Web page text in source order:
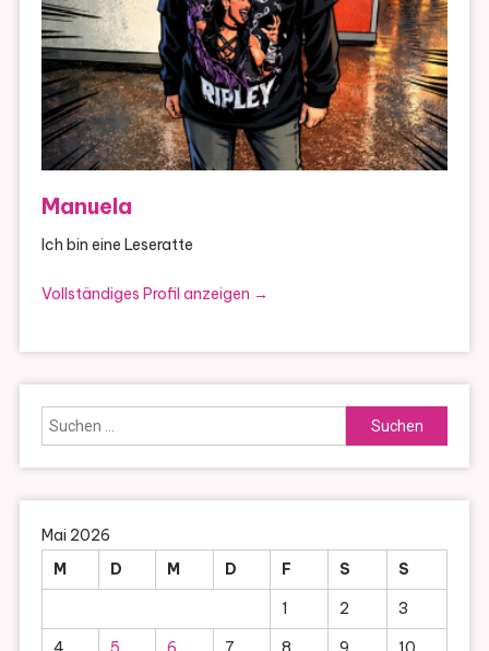
Manuela
Ich bin eine Leseratte
Vollständiges Profil anzeigen →
Suchen
nach:
Mai 2026
M
D M D F S
S
1
2
3